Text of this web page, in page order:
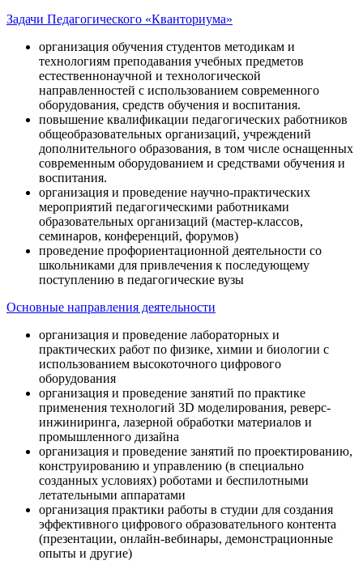
Задачи Педагогического «Кванториума»
организация обучения студентов методикам и
технологиям преподавания учебных предметов
естественнонаучной и технологической
направленностей с использованием современного
оборудования, средств обучения и воспитания.
повышение квалификации педагогических работников
общеобразовательных организаций, учреждений
дополнительного образования, в том числе оснащенных
современным оборудованием и средствами обучения и
воспитания.
организация и проведение научно-практических
мероприятий педагогическими работниками
образовательных организаций (мастер-классов,
семинаров, конференций, форумов)
проведение профориентационной деятельности со
школьниками для привлечения к последующему
поступлению в педагогические вузы
Основные направления деятельности
организация и проведение лабораторных и
практических работ по физике, химии и биологии с
использованием высокоточного цифрового
оборудования
организация и проведение занятий по практике
применения технологий 3D моделирования, реверс-
инжиниринга, лазерной обработки материалов и
промышленного дизайна
организация и проведение занятий по проектированию,
конструированию и управлению (в специально
созданных условиях) роботами и беспилотными
летательными аппаратами
организация практики работы в студии для создания
эффективного цифрового образовательного контента
(презентации, онлайн-вебинары, демонстрационные
опыты и другие)